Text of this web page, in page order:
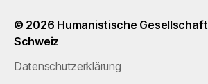
s
© 2026 Humanistische Gesellschaft
Schweiz
Datenschutzerklärung